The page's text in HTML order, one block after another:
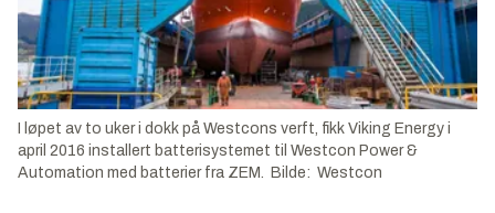
I løpet av to uker i dokk på Westcons verft, fikk Viking Energy i
april 2016 installert batterisystemet til Westcon Power &
Automation med batterier fra ZEM. Bilde: Westcon